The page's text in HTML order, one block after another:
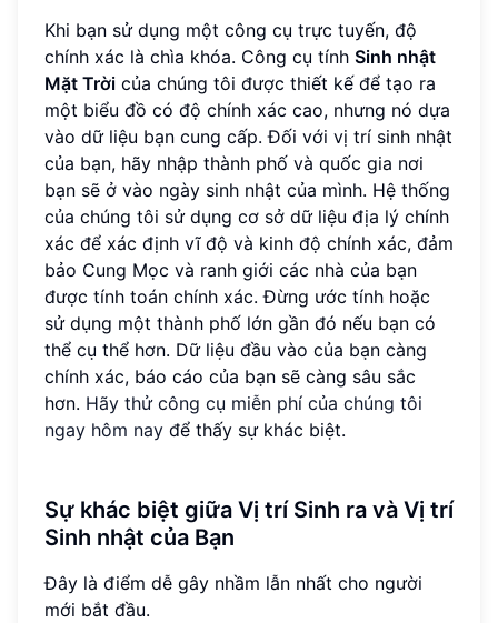
Khi bạn sử dụng một công cụ trực tuyến, độ
chính xác là chìa khóa. Công cụ tính Sinh nhật
Mặt Trời của chúng tôi được thiết kế để tạo ra
một biểu đồ có độ chính xác cao, nhưng nó dựa
vào dữ liệu bạn cung cấp. Đối với vị trí sinh nhật
của bạn, hãy nhập thành phố và quốc gia nơi
bạn sẽ ở vào ngày sinh nhật của mình. Hệ thống
của chúng tôi sử dụng cơ sở dữ liệu địa lý chính
xác để xác định vĩ độ và kinh độ chính xác, đảm
bảo Cung Mọc và ranh giới các nhà của bạn
được tính toán chính xác. Đừng ước tính hoặc
sử dụng một thành phố lớn gần đó nếu bạn có
thể cụ thể hơn. Dữ liệu đầu vào của bạn càng
chính xác, báo cáo của bạn sẽ càng sâu sắc
hơn. Hãy thử công cụ miễn phí của chúng tôi
ngay hôm nay để thấy sự khác biệt.
Sự khác biệt giữa Vị trí Sinh ra và Vị trí
Sinh nhật của Bạn
Đây là điểm dễ gây nhầm lẫn nhất cho người
mới bắt đầu.